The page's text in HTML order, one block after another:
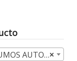
×
(173)